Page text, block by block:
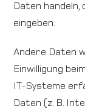
Daten
eingeben.
Andere Daten
Einwilligung
IT-Systeme
Daten (z. B.